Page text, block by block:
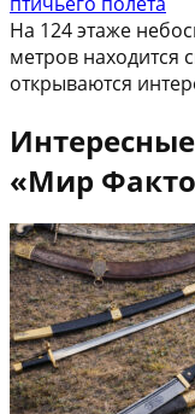
На 124 этаже
метров находится
открываются
«Мир